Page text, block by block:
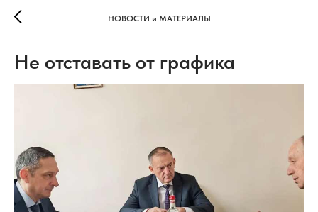
НОВОСТИ и МАТЕРИАЛЫ
Не отставать от графика